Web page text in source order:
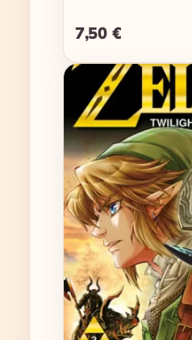
Regulärer Preis:
7,50 €